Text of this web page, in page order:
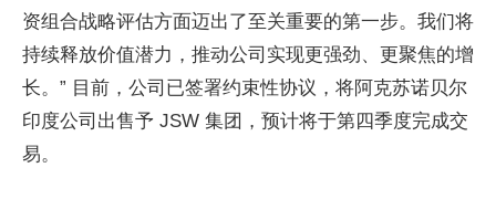
资组合战略评估方面迈出了至关重要的第一步。我们将
持续释放价值潜力，推动公司实现更强劲、更聚焦的增
长。” 目前，公司已签署约束性协议，将阿克苏诺贝尔
印度公司出售予 JSW 集团，预计将于第四季度完成交
易。